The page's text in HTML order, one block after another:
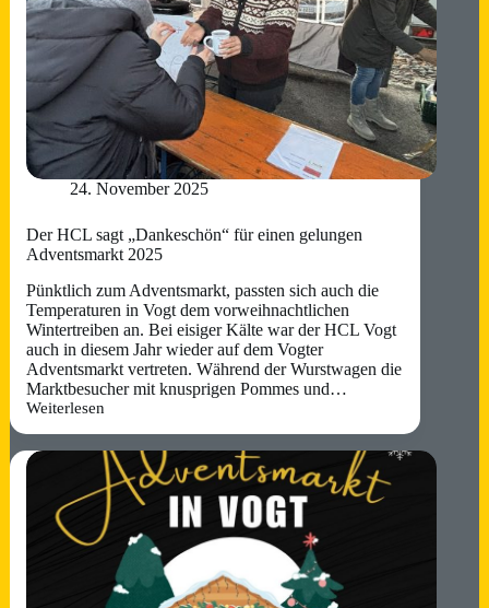
24. November 2025
Der HCL sagt „Dankeschön“ für einen gelungen
Adventsmarkt 2025
Pünktlich zum Adventsmarkt, passten sich auch die
Temperaturen in Vogt dem vorweihnachtlichen
Wintertreiben an. Bei eisiger Kälte war der HCL Vogt
auch in diesem Jahr wieder auf dem Vogter
Adventsmarkt vertreten. Während der Wurstwagen die
Marktbesucher mit knusprigen Pommes und…
Weiterlesen
Der
HCL
sagt
„Dankeschön“
einen
gelungen
Adventsmarkt